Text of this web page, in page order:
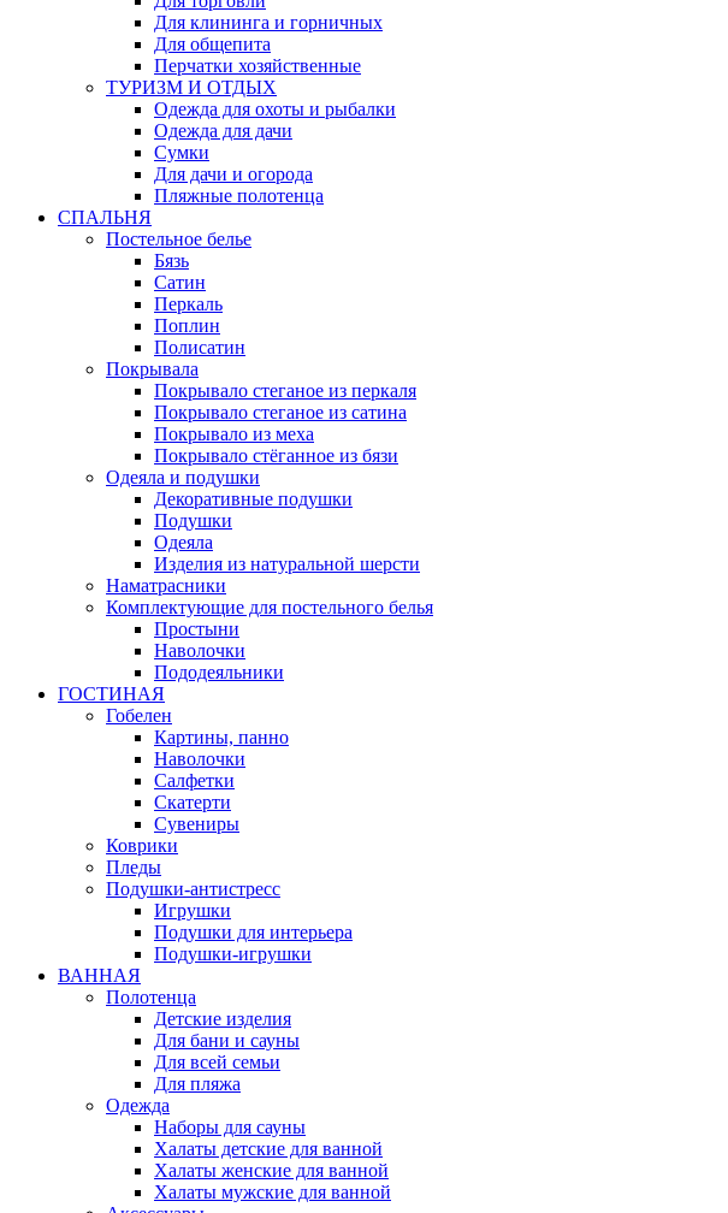
Для клининга и горничных
Для общепита
Перчатки хозяйственные
ТУРИЗМ И ОТДЫХ
Одежда для охоты и рыбалки
Одежда для дачи
Сумки
Для дачи и огорода
Пляжные полотенца
СПАЛЬНЯ
Постельное белье
Бязь
Сатин
Перкаль
Поплин
Полисатин
Покрывала
Покрывало стеганое из перкаля
Покрывало стеганое из сатина
Покрывало из меха
Покрывало стёганное из бязи
Одеяла и подушки
Декоративные подушки
Подушки
Одеяла
Изделия из натуральной шерсти
Наматраcники
Комплектующие для постельного белья
Простыни
Наволочки
Пододеяльники
ГОСТИНАЯ
Гобелен
Картины, панно
Наволочки
Салфетки
Скатерти
Сувениры
Коврики
Пледы
Подушки-антистресс
Игрушки
Подушки для интерьера
Подушки-игрушки
ВАННАЯ
Полотенца
Детские изделия
Для бани и сауны
Для всей семьи
Для пляжа
Одежда
Наборы для сауны
Халаты детские для ванной
Халаты женские для ванной
Халаты мужские для ванной